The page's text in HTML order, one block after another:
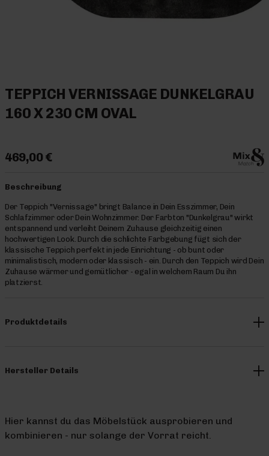
TEPPICH VERNISSAGE DUNKELGRAU
160 X 230 CM OVAL
469,00 €
Beschreibung
Der Teppich "Vernissage" bringt Balance in Dein Esszimmer, Dein
Schlafzimmer oder Dein Wohnzimmer. Der Farbton "Dunkelgrau" wirkt
entspannend und verleiht Deinem Zuhause gleichzeitig einen
hochwertigen Look. Durch die schlichte Farbgebung fügt sich der
klassische Teppich perfekt in jede Einrichtung - ob bunt oder
minimalistisch, modern oder klassisch - ein. Durch den Teppich wird Dein
Zuhause wärmer und gemütlicher - egal in welchem Raum Du ihn
platzierst.
Produktdetails
Hersteller Details
Hier kannst du das Möbelstück ausprobieren und
kombinieren - nur solange der Vorrat reicht.